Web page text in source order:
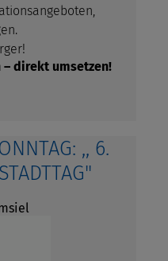
!
direkt umsetzen!
,, 6.